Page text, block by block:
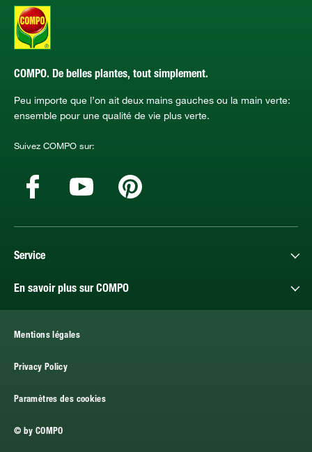
COMPO. De belles plantes, tout simplement.
Peu importe que l’on ait deux mains gauches ou la main verte:
ensemble pour une qualité de vie plus verte.
Suivez COMPO sur:
Service
En savoir plus sur COMPO
Mentions légales
Privacy Policy
Paramètres des cookies
© by COMPO